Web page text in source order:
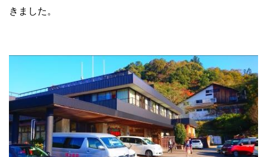
きました。